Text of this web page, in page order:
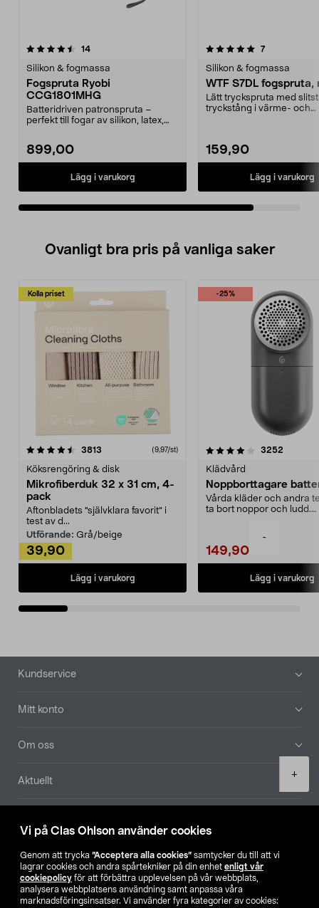
Vi på Clas Ohlson använder cookies
Genom att trycka ”Acceptera alla cookies” samtycker du till att vi
lagrar cookies och andra spårtekniker på din enhet enligt vår
cookiepolicy för att förbättra upplevelsen på vår webbplats,
analysera webbplatsens användning samt anpassa våra
marknadsföringsinsatser. Vi använder fyra kategorier av cookies:
-
+
14recensioner
Silikon & fogmassa
Fogspruta Ryobi
CCG1801MHG
Batteridriven patronspruta –
perfekt till fogar av silikon, latex,
899,00
Lägg i varukorg
5.0av 5 stjärnor 7recensioner
Silikon & fogmassa
WTF S7DL fogspruta,
Lätt tryckspruta med
tryckstång i värme- och
159,90
Lägg i varukorg
Ovanligt bra pris på vanliga saker
Kolla priset
3813 (9,97/st)
Köksrengöring & disk
Mikrofiberduk 32 x 31 cm, 4-
pack
Aftonbladets "självklara favorit” i
test av d...
Utförande: Grå/beige
39,90
Lägg i varukorg
-25%
4.0av 5 stjärnor 3252
Klädvård
Noppborttagare
Vårda kläder och andra
ta bort noppor och ludd.
149,90
Lägg i varukorg
4.5av 5 stjärnor
Sidfot
Kundservice
Mitt konto
Om oss
Aktuellt
Hitta butik
SE NO FI